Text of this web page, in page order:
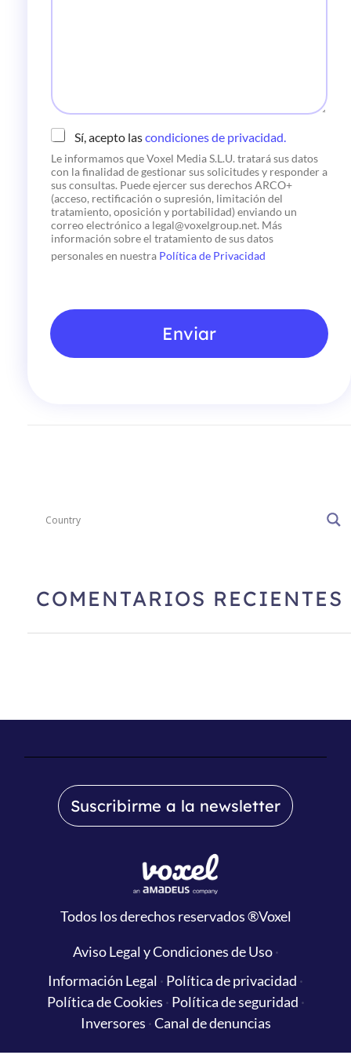
C
e
c
k
b
o
x
e
Sí, acepto lascondiciones de privacidad.
Le informamos que Voxel Media S.L.U. tratará sus datos
con la finalidad de gestionar sus solicitudes y responder a
sus consultas. Puede ejercer sus derechos ARCO+
(acceso, rectificación o supresión, limitación del
tratamiento, oposición y portabilidad) enviando un
correo electrónico a legal@voxelgroup.net. Más
información sobre el tratamiento de sus datos
personales en nuestra Política de Privacidad
Enviar
COMENTARIOS RECIENTES
Suscribirme a la newsletter
Todos los derechos reservados®Voxel
Aviso Legal y Condiciones de Uso·
Información Legal · Política de privacidad ·
Política de Cookies · Política de seguridad ·
Inversores ·Canal de denuncias